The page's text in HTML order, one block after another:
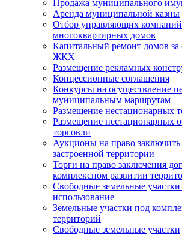
Продажа муниципального
Аренда муниципальной казны
Отбор управляющих
многоквартирных домов
Капитальный ремонт домов за
ЖКХ
Размещение рекламных
Концессионные соглашения
Конкурсы на осуществление
муниципальным маршрутам
Размещение нестационарных
Размещение нестационарных
торговли
Аукционы на право заключить
застроенной территории
Торги на право заключения
комплексном развитии
Свободные земельные
использование
Земельные участки под
территорий
Свободные земельные участки